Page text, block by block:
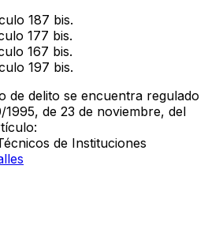
187 bis.
177 bis.
167 bis.
197 bis.
de delito se encuentra regulado
1995, de 23 de noviembre, del
de Instituciones